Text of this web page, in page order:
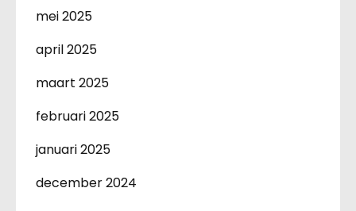
mei 2025
april 2025
maart 2025
februari 2025
januari 2025
december 2024